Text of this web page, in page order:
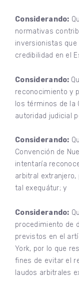
Considerando:
normativas
inversionistas
credibilidad en el
Considerando:
reconocimiento y
los términos de la
autoridad judicial
Considerando:
Convención de
intentaría
arbitral extranjero,
tal exequátur; y
Considerando:
procedimiento de
previstos en el
York, por lo que
fines de evitar el
laudos arbitrales